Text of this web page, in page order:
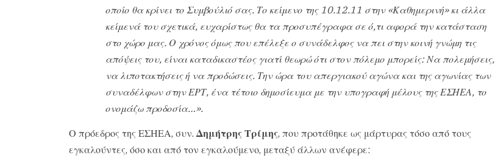
οποίο θα κρίνει το Συμβούλιό σας. Το κείμενο της 10.12.11 στην «Καθημερινή» κι άλλα
κείμενά του σχετικά, ευχαρίστως θα τα προσυπέγραφα σε ό,τι αφορά την κατάσταση
στο χώρο μας. Ο χρόνος όμως που επέλεξε ο συνάδελφος να πει στην κοινή γνώμη τις
απόψεις του, είναι καταδικαστέος γιατί θεωρώ ότι στον πόλεμο μπορείς: Να πολεμήσεις,
να λιποτακτήσεις ή να προδώσεις. Την ώρα του απεργιακού αγώνα και της αγωνίας των
συναδέλφων στην ΕΡΤ, ένα τέτοιο δημοσίευμα με την υπογραφή μέλους της ΕΣΗΕΑ, το
ονομάζω προδοσία…».
Ο πρόεδρος της ΕΣΗΕΑ, συν.Δημήτρης Τρίμης, που προτάθηκε ως μάρτυρας τόσο από τους
εγκαλούντες, όσο και από τον εγκαλούμενο, μεταξύ άλλων ανέφερε: